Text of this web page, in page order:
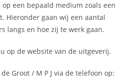
een bepaald medium zoals een
Hieronder gaan wij een aantal
langs en hoe zij te werk gaan.
op de website van de uitgeverij.
Groot / M P J via de telefoon op: